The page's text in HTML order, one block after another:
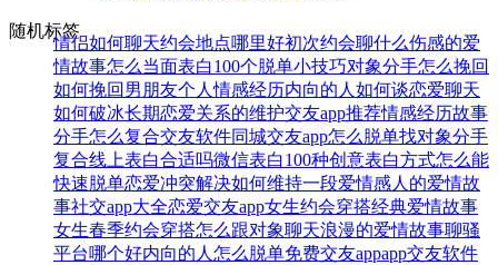
随机标签
情侣如何聊天约会地点哪里好初次约会聊什么伤感的爱
情故事怎么当面表白100个脱单小技巧对象分手怎么挽回
如何挽回男朋友个人情感经历内向的人如何谈恋爱聊天
如何破冰长期恋爱关系的维护交友app推荐情感经历故事
分手怎么复合交友软件同城交友app怎么脱单找对象分手
复合线上表白合适吗微信表白100种创意表白方式怎么能
快速脱单恋爱冲突解决如何维持一段爱情感人的爱情故
事社交app大全恋爱交友app女生约会穿搭经典爱情故事
女生春季约会穿搭怎么跟对象聊天浪漫的爱情故事聊骚
平台哪个好内向的人怎么脱单免费交友appapp交友软件